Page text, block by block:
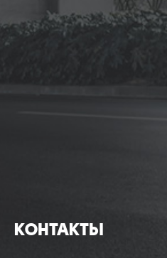
Санкт-
Петербург
КОНТАКТЫ